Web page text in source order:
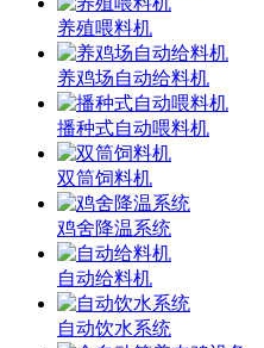
养殖喂料机
养鸡场自动给料机
播种式自动喂料机
双筒饲料机
鸡舍降温系统
自动给料机
自动饮水系统